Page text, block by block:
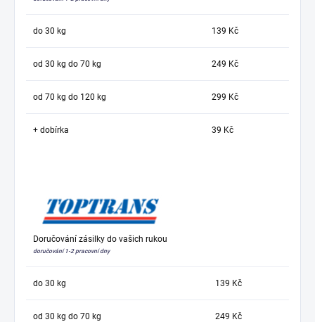
do 30 kg 139 Kč
od 30 kg do 70 kg 249 Kč
od 70 kg do 120 kg 299 Kč
+ dobírka 39 Kč
Doručování zásilky do vašich rukou
doručování 1-2 pracovní dny
do 30 kg 139 Kč
od 30 kg do 70 kg 249 Kč